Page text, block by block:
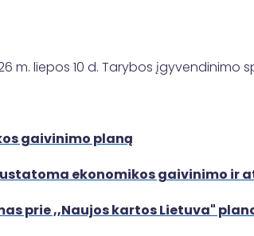
m. liepos 10 d. Tarybos įgyvendinimo
gaivinimo planą
ekonomikos gaivinimo ir
prie ,,Naujos kartos Lietuva"